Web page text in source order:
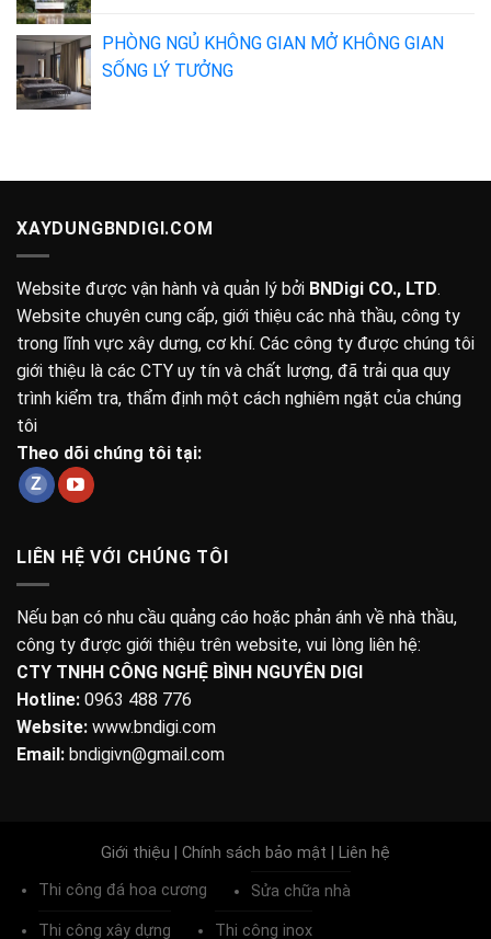
PHÒNG NGỦ KHÔNG GIAN MỞ KHÔNG GIAN
SỐNG LÝ TƯỞNG
XAYDUNGBNDIGI.COM
Website được vận hành và quản lý bởi BNDigi CO., LTD.
Website chuyên cung cấp, giới thiệu các nhà thầu, công ty
trong lĩnh vực xây dưng, cơ khí. Các công ty được chúng tôi
giới thiệu là các CTY uy tín và chất lượng, đã trải qua quy
trình kiểm tra, thẩm định một cách nghiêm ngặt của chúng
tôi
Theo dõi chúng tôi tại:
LIÊN HỆ VỚI CHÚNG TÔI
Nếu bạn có nhu cầu quảng cáo hoặc phản ánh về nhà thầu,
công ty được giới thiệu trên website, vui lòng liên hệ:
CTY TNHH CÔNG NGHỆ BÌNH NGUYÊN DIGI
Hotline: 0963 488 776
Website: www.bndigi.com
Email: bndigivn@gmail.com
Giới thiệu Chính sách bảo mật
Liên hệ
Thi công đá hoa cương
Sửa chữa nhà
Thi công xây dựng Thi công inox